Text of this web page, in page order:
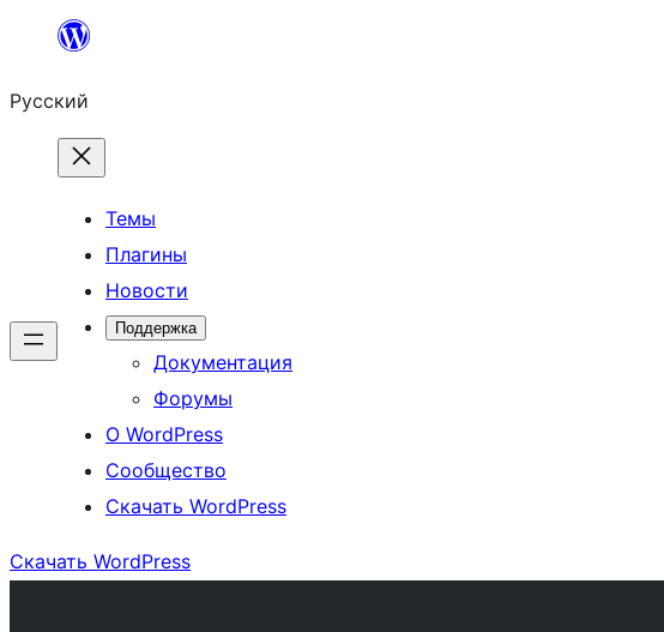
Перейти
содержимому
Русский
Темы
Плагины
Новости
Поддержка
Документация
Форумы
О WordPress
Сообщество
Скачать WordPress
Скачать WordPress